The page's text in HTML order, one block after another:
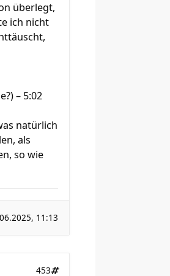
überlegt,
ich nicht
– 5:02
natürlich
als
so wie
11:13
453